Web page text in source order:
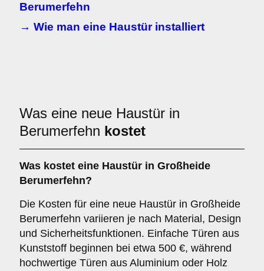
Berumerfehn
→ Wie man eine Haustür installiert
Was eine neue Haustür in
Berumerfehn kostet
Was kostet eine Haustür in Großheide
Berumerfehn?
Die Kosten für eine neue Haustür in Großheide
Berumerfehn variieren je nach Material, Design
und Sicherheitsfunktionen. Einfache Türen aus
Kunststoff beginnen bei etwa 500 €, während
hochwertige Türen aus Aluminium oder Holz